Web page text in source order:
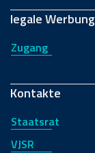
legale Werbung
Zugang
Kontakte
Staatsrat
VJSR